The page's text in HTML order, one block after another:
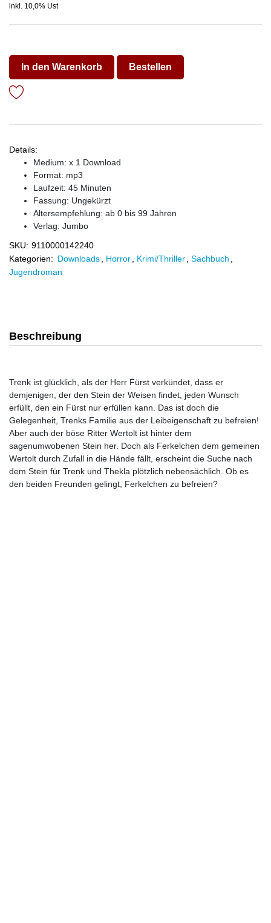
inkl. 10,0% Ust
In den Warenkorb Bestellen
Details:
Medium: x 1 Download
Format: mp3
Laufzeit: 45 Minuten
Fassung: Ungekürzt
Altersempfehlung: ab 0 bis 99 Jahren
Verlag: Jumbo
SKU: 9110000142240
Kategorien: Downloads Horror Krimi/Thriller Sachbuch
Jugendroman
Beschreibung
Trenk ist glücklich, als der Herr Fürst verkündet, dass er
demjenigen, der den Stein der Weisen findet, jeden Wunsch
erfüllt, den ein Fürst nur erfüllen kann. Das ist doch die
Gelegenheit, Trenks Familie aus der Leibeigenschaft zu befreien!
Aber auch der böse Ritter Wertolt ist hinter dem
sagenumwobenen Stein her. Doch als Ferkelchen dem gemeinen
Wertolt durch Zufall in die Hände fällt, erscheint die Suche nach
dem Stein für Trenk und Thekla plötzlich nebensächlich. Ob es
den beiden Freunden gelingt, Ferkelchen zu befreien?